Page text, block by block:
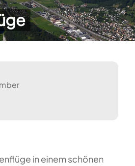
in einem schönen